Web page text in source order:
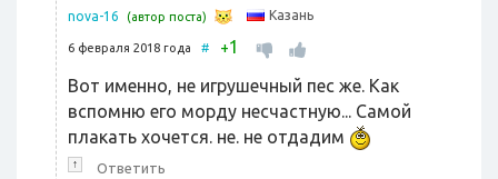
nova-16 (автор поста) Казань
6 февраля 2018 года # +1
Вот именно, не игрушечный пес же. Как
вспомню его морду несчастную... Самой
плакать хочется. не. не отдадим
↑ Ответить